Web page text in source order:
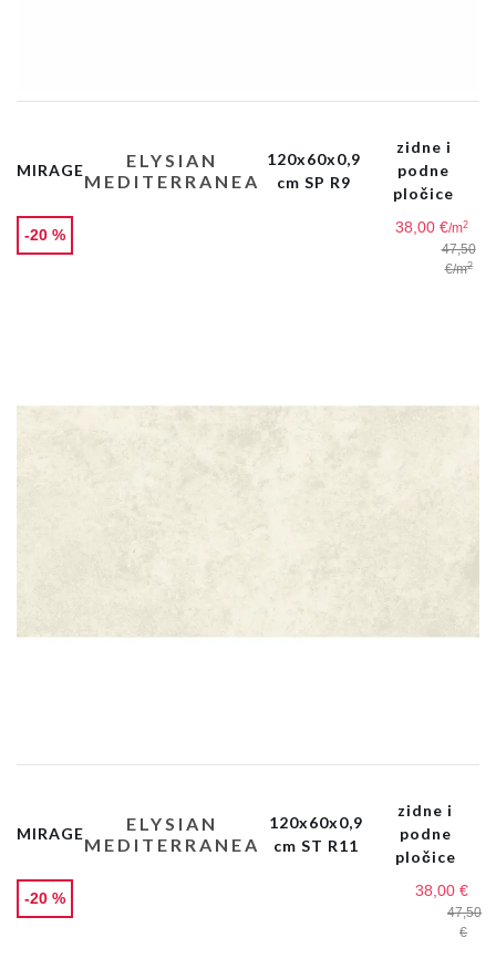
MIRAGE
ELYSIAN
MEDITERRANEA
120x60x0,9
cm SP R9
zidne i
podne
pločice
-20 % 38,00 €/m2
47,50
€/m2
MIRAGE
ELYSIAN
MEDITERRANEA
120x60x0,9
cm ST R11
zidne i
podne
pločice
-20 % 38,00 €
47,50
€